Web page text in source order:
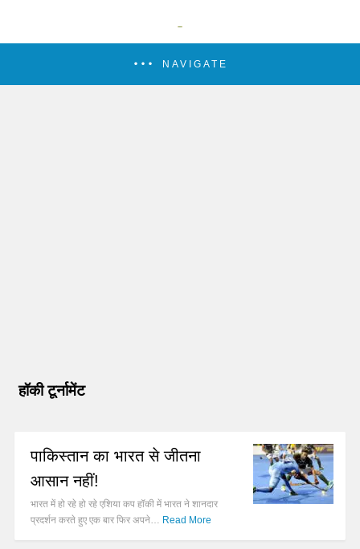
NAVIGATE
हॉकी टूर्नामेंट
पाकिस्तान का भारत से जीतना
आसान नहीं!
भारत में हो रहे हो रहे एशिया कप हॉकी में भारत ने शानदार
प्रदर्शन करते हुए एक बार फिर अपने… Read More